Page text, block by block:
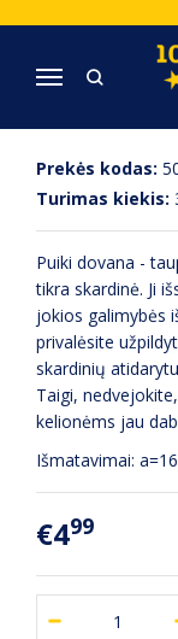
Navigacija
Pagrindinis
METALINĖ
Prekės kodas:
Turimas kiekis:
Puiki dovana -
tikra skardinė. Ji
jokios galimybės
privalėsite
skardinių
Taigi,
kelionėms jau
Išmatavimai:
€499